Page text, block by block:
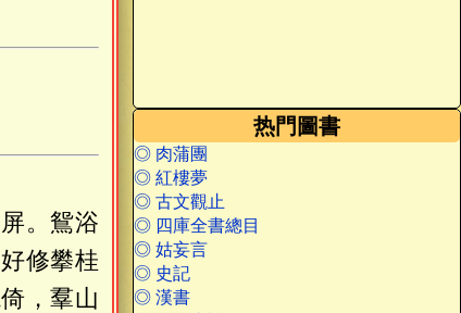
热門圖書
◎ 肉蒲團
◎ 紅樓夢
◎ 古文觀止
◎ 四庫全書總目
◎ 姑妄言
◎ 史記
◎ 漢書
。鴛浴
修攀桂
，羣山